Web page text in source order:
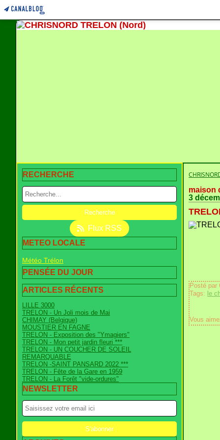
RECHERCHE
Flux RSS
METEO LOCALE
Météo Trélon
PENSÉE DU JOUR
ARTICLES RÉCENTS
LILLE 3000
TRELON - Un Joli mois de Mai
CHIMAY (Belgique)
MOUSTIER EN FAGNE
TRELON - Exposition des "Ymagiers"
TRELON - Mon petit jardin fleuri ***
TRELON - UN COUCHER DE SOLEIL
REMARQUABLE
TRELON -SAINT PANSARD 2022 ***
TRELON - Fête de la Gare en 1959
TRELON - La Forêt "vide-ordures"
NEWSLETTER
maison
3
Posté par
Tags: le
Vous